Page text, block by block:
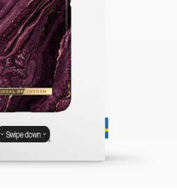
Swipe down